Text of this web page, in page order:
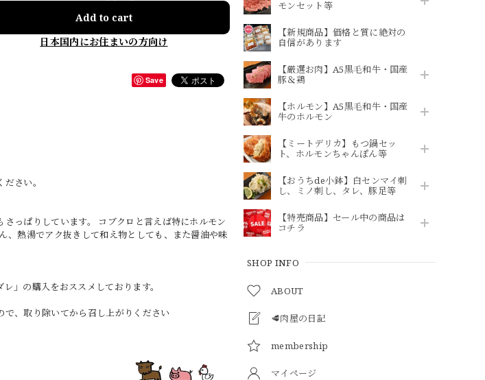
モンセット等
【新規商品】価格と質に絶対の
自信があります
【厳選お肉】A5黒毛和牛・国産
豚＆鶏
【ホルモン】A5黒毛和牛・国産
牛のホルモン
【ミートデリカ】もつ鍋セッ
ト、ホルモンちゃんぽん等
【おうちde小鉢】白センマイ刺
し、ミノ刺し、タレ、豚足等
【特売商品】セール中の商品は
コチラ
SHOP INFO
ABOUT
🥩肉屋の日記
membership
マイページ
Add to cart
日本国内にお住まいの方向け
Save
ださい。
っぱりしています。 コブクロと言えば特にホルモン
、熱湯でアク抜きして和え物としても、また醤油や味
」の購入をおススメしております。
、取り除いてから召し上がりください